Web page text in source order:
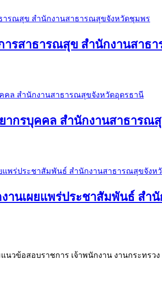
ารสาธารณสุข สำนักงานสาธ
ากรบุคคล สำนักงานสาธารณ
านเผยแพร่ประชาสัมพันธ์ ส
นวข้อสอบราชการ เจ้าพนักงาน งานกระทร